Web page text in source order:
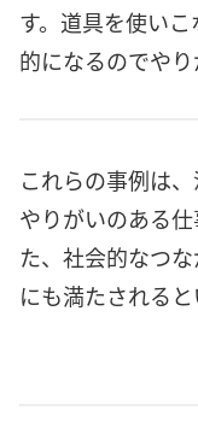
す。道具を使い
的になるのでやり
これらの事例は
やりがいのある
た、社会的なつ
にも満たされると